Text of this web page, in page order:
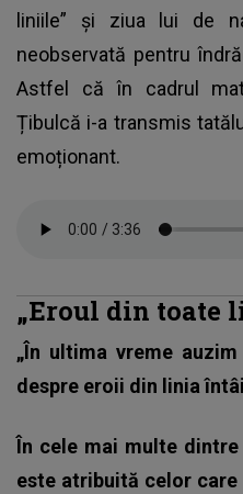
liniile” și ziua lui de
neobservată pentru
Astfel că în cadrul
Țibulcă i-a transmis
emoționant.
„Eroul din toate
„În ultima vreme
despre eroii din linia
În cele mai multe
este atribuită celor